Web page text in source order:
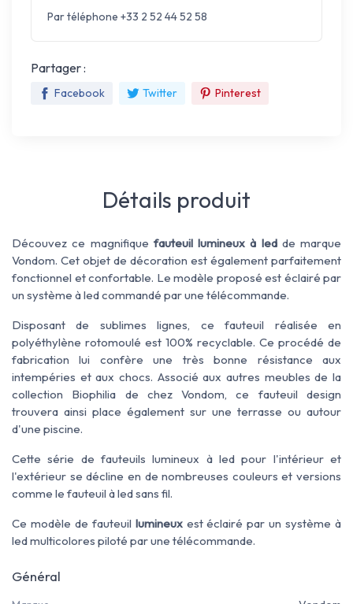
Par téléphone +33 2 52 44 52 58
Partager :
Facebook Twitter Pinterest
Détails produit
Découvez ce magnifique fauteuil lumineux à ledde marque
Vondom. Cet objet de décoration est également parfaitement
fonctionnel et confortable. Le modèle proposé est éclairé par
un système à led commandé par une télécommande.
Disposant de sublimes lignes, ce fauteuil réalisée en
polyéthylène rotomoulé est 100% recyclable. Ce procédé de
fabrication lui confère une très bonne résistance aux
intempéries et aux chocs. Associé aux autres meubles de la
collection Biophilia de chez Vondom, ce fauteuil design
trouvera ainsi place également sur une terrasse ou autour
d'une piscine.
Cette série de fauteuils lumineux à led pour l'intérieur et
l'extérieur se décline en de nombreuses couleurs et versions
comme le fauteuil à led sans fil.
Ce modèle de fauteuil lumineux est éclairé par un système à
led multicolores piloté par une télécommande.
Général